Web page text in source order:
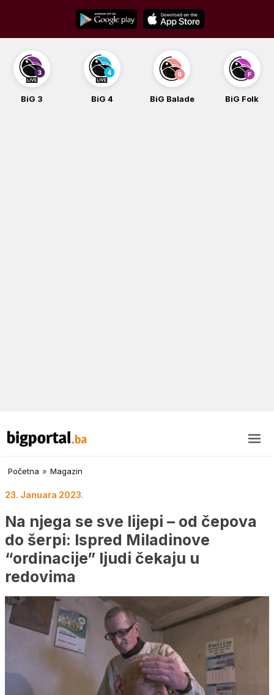
content
BiG 3 BiG 4 BiG Balade BiG Folk
Početna » Magazin
23. Januara 2023.
Na njega se sve lijepi – od čepova
do šerpi: Ispred Miladinove
“ordinacije” ljudi čekaju u
redovima